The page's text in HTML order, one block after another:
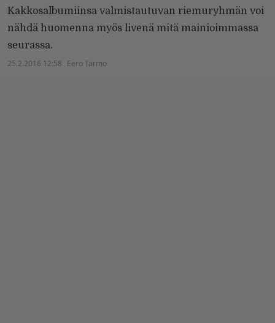
Kakkosalbumiinsa valmistautuvan riemuryhmän voi
nähdä huomenna myös livenä mitä mainioimmassa
seurassa.
25.2.2016 12:58 Eero Tarmo